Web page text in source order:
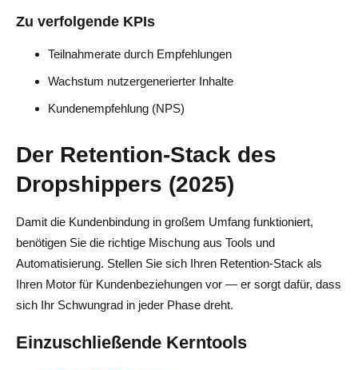
Zu verfolgende KPIs
Teilnahmerate durch Empfehlungen
Wachstum nutzergenerierter Inhalte
Kundenempfehlung (NPS)
Der Retention-Stack des
Dropshippers (2025)
Damit die Kundenbindung in großem Umfang funktioniert,
benötigen Sie die richtige Mischung aus Tools und
Automatisierung. Stellen Sie sich Ihren Retention-Stack als
Ihren Motor für Kundenbeziehungen vor — er sorgt dafür, dass
sich Ihr Schwungrad in jeder Phase dreht.
Einzuschließende Kerntools